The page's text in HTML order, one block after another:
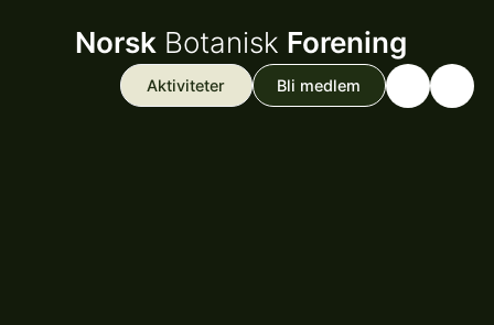
Norsk Botanisk Forening
Aktiviteter Bli medlem Search